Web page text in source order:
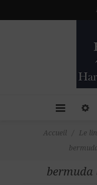
Accueil / Le lin
bermuda